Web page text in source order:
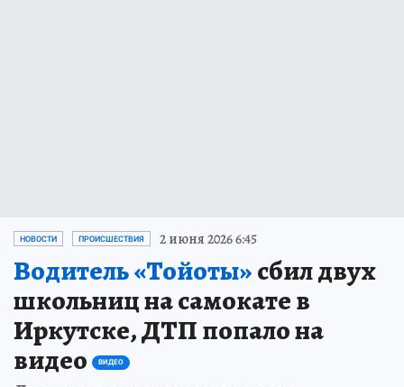
НОВОСТИ ПРОИСШЕСТВИЯ 2 июня 2026 6:45
Водитель «Тойоты»сбил двух
школьниц на самокате в
Иркутске, ДТП попало на
видео
ВИДЕО